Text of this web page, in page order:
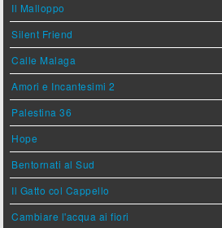
Il Malloppo
Silent Friend
Calle Malaga
Amori e Incantesimi 2
Palestina 36
Hope
Bentornati al Sud
Il Gatto col Cappello
Cambiare l'acqua ai fiori